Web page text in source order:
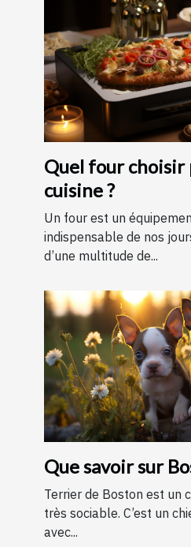
Quel four choisir
cuisine ?
Un four est un
indispensable de nos
d’une multitude de...
Que savoir sur
Terrier de Boston est un
très sociable. C’est un
avec...